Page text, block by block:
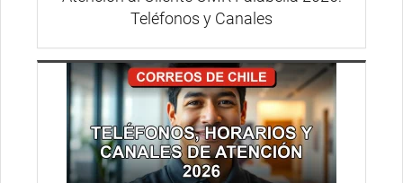
Teléfonos y Canales